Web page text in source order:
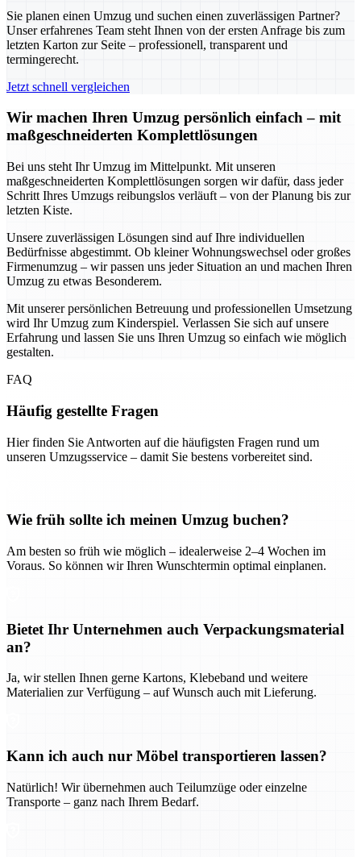
Sie planen einen Umzug und suchen einen zuverlässigen Partner?
Unser erfahrenes Team steht Ihnen von der ersten Anfrage bis zum
letzten Karton zur Seite – professionell, transparent und
termingerecht.
Jetzt schnell vergleichen
Wir machen Ihren Umzug persönlich einfach – mit
maßgeschneiderten Komplettlösungen
Bei uns steht Ihr Umzug im Mittelpunkt. Mit unseren
maßgeschneiderten Komplettlösungen sorgen wir dafür, dass jeder
Schritt Ihres Umzugs reibungslos verläuft – von der Planung bis zur
letzten Kiste.
Unsere zuverlässigen Lösungen sind auf Ihre individuellen
Bedürfnisse abgestimmt. Ob kleiner Wohnungswechsel oder großes
Firmenumzug – wir passen uns jeder Situation an und machen Ihren
Umzug zu etwas Besonderem.
Mit unserer persönlichen Betreuung und professionellen Umsetzung
wird Ihr Umzug zum Kinderspiel. Verlassen Sie sich auf unsere
Erfahrung und lassen Sie uns Ihren Umzug so einfach wie möglich
gestalten.
FAQ
Häufig gestellte Fragen
Hier finden Sie Antworten auf die häufigsten Fragen rund um
unseren Umzugsservice – damit Sie bestens vorbereitet sind.
Wie früh sollte ich meinen Umzug buchen?
Am besten so früh wie möglich – idealerweise 2–4 Wochen im
Voraus. So können wir Ihren Wunschtermin optimal einplanen.
Bietet Ihr Unternehmen auch Verpackungsmaterial
an?
Ja, wir stellen Ihnen gerne Kartons, Klebeband und weitere
Materialien zur Verfügung – auf Wunsch auch mit Lieferung.
Kann ich auch nur Möbel transportieren lassen?
Natürlich! Wir übernehmen auch Teilumzüge oder einzelne
Transporte – ganz nach Ihrem Bedarf.